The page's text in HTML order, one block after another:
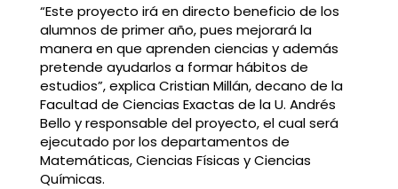
“Este proyecto irá en directo beneficio de los
alumnos de primer año, pues mejorará la
manera en que aprenden ciencias y además
pretende ayudarlos a formar hábitos de
estudios”, explica Cristian Millán, decano de la
Facultad de Ciencias Exactas de la U. Andrés
Bello y responsable del proyecto, el cual será
ejecutado por los departamentos de
Matemáticas, Ciencias Físicas y Ciencias
Químicas.